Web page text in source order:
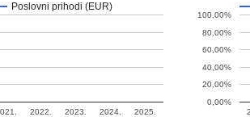
Poslovni prihodi (EUR)
2022. 2023. 2024. 2025.
0,00%
20,00%
40,00%
60,00%
80,00%
100,00%